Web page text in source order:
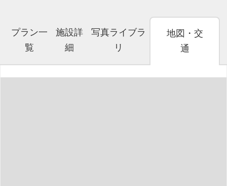
プラン一
覧
施設詳
細
写真ライブラ
リ
地図・交
通